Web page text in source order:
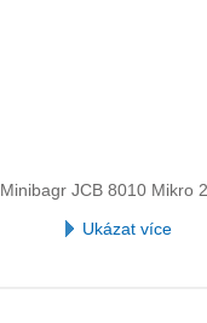
Minibagr JCB 8010 Mikro
Ukázat více